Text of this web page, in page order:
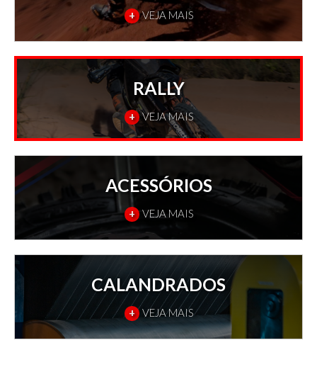
+ VEJA MAIS
RALLY
+ VEJA MAIS
ACESSÓRIOS
+ VEJA MAIS
CALANDRADOS
+ VEJA MAIS